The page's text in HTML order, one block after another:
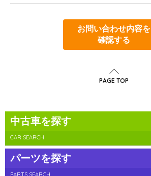
お問い合わせ内容を
確認する
PAGE TOP
中古車を探す
CAR SEARCH
パーツを探す
PARTS SEARCH